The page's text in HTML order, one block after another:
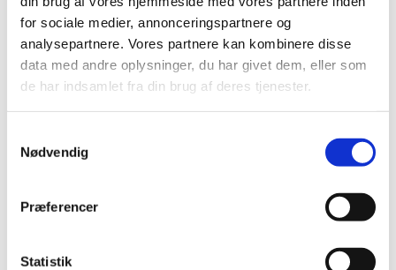
for sociale medier, annonceringspartnere og
analysepartnere. Vores partnere kan kombinere disse
data med andre oplysninger, du har givet dem, eller som
de har indsamlet fra din brug af deres tjenester.
Nødvendig
Præferencer
Statistik
Læs om bekæmpelse af mos og
alger på taget »